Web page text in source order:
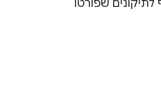
בנוסף לתיקונים שפורטו